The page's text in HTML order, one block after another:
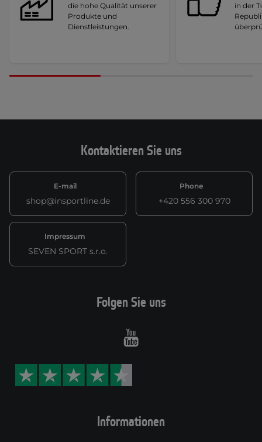
die hohe Qualität unserer
Produkte und
Dienstleistungen.
in der
Kontaktieren Sie uns
E-mail
shop@insportline.de
Phone
+420 556 300 970
Impressum
SEVEN SPORT s.r.o.
Informationen
Folgen Sie uns
Youtube